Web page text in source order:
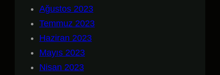
Ağustos 2023
Temmuz 2023
Haziran 2023
Mayıs 2023
Nisan 2023